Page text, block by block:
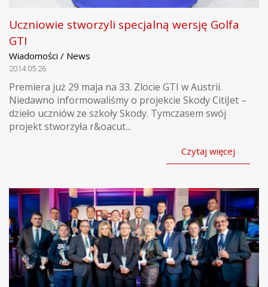
Uczniowie stworzyli specjalną wersję Golfa
GTI
Wiadomości / News
2014.05.26
Premiera już 29 maja na 33. Zlocie GTI w Austrii.
Niedawno informowaliśmy o projekcie Skody CitiJet –
dzieło uczniów ze szkoły Skody. Tymczasem swój
projekt stworzyła r&oacut...
Czytaj więcej